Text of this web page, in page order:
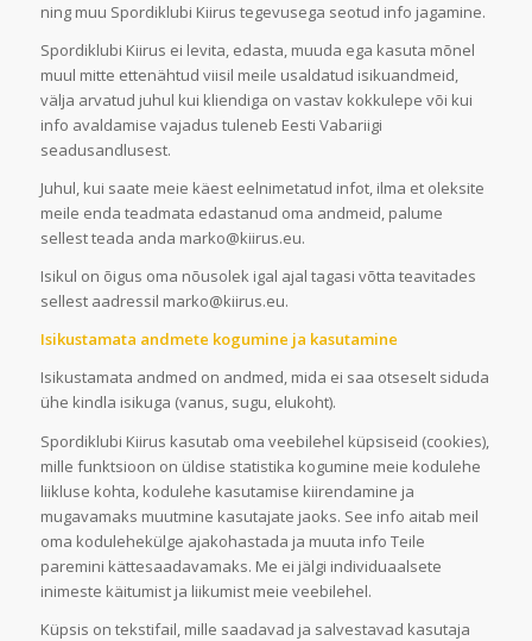
ning muu Spordiklubi Kiirus tegevusega seotud info jagamine.
Spordiklubi Kiirus ei levita, edasta, muuda ega kasuta mõnel
muul mitte ettenähtud viisil meile usaldatud isikuandmeid,
välja arvatud juhul kui kliendiga on vastav kokkulepe või kui
info avaldamise vajadus tuleneb Eesti Vabariigi
seadusandlusest.
Juhul, kui saate meie käest eelnimetatud infot, ilma et oleksite
meile enda teadmata edastanud oma andmeid, palume
sellest teada anda marko@kiirus.eu.
Isikul on õigus oma nõusolek igal ajal tagasi võtta teavitades
sellest aadressil marko@kiirus.eu.
Isikustamata andmete kogumine ja kasutamine
Isikustamata andmed on andmed, mida ei saa otseselt siduda
ühe kindla isikuga (vanus, sugu, elukoht).
Spordiklubi Kiirus kasutab oma veebilehel küpsiseid (cookies),
mille funktsioon on üldise statistika kogumine meie kodulehe
liikluse kohta, kodulehe kasutamise kiirendamine ja
mugavamaks muutmine kasutajate jaoks. See info aitab meil
oma kodulehekülge ajakohastada ja muuta info Teile
paremini kättesaadavamaks. Me ei jälgi individuaalsete
inimeste käitumist ja liikumist meie veebilehel.
Küpsis on tekstifail, mille saadavad ja salvestavad kasutaja